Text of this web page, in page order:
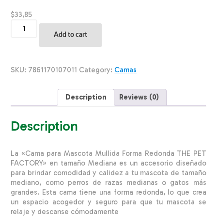
$33,85
Para
Redonda
quantity
Add to cart
SKU: 7861170107011 Category: Camas
Description Reviews (0)
Description
La «Cama para Mascota Mullida Forma Redonda THE PET
FACTORY» en tamaño Mediana es un accesorio diseñado
para brindar comodidad y calidez a tu mascota de tamaño
mediano, como perros de razas medianas o gatos más
grandes. Esta cama tiene una forma redonda, lo que crea
un espacio acogedor y seguro para que tu mascota se
relaje y descanse cómodamente